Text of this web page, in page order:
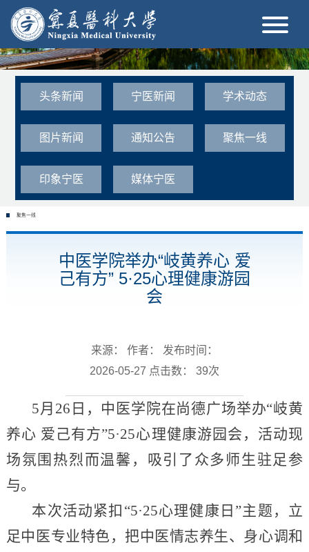
头条新闻 宁医新闻 学术动态
图片新闻 通知公告 聚焦一线
印象宁医 媒体宁医
聚焦一线
中医学院举办“岐黄养心 爱
己有方” 5·25心理健康游园
会
来源： 作者： 发布时间：
2026-05-27 点击数： 39次
5月26日，中医学院在尚德广场举办“岐黄
养心 爱己有方”5·25心理健康游园会，活动现
场氛围热烈而温馨，吸引了众多师生驻足参
与。
本次活动紧扣“5·25心理健康日”主题，立
足中医专业特色，把中医情志养生、身心调和